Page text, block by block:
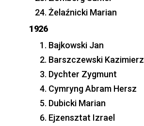
Żelaźnicki Marian
1926
Bajkowski Jan
Barszczewski Kazimierz
Dychter Zygmunt
Cymryng Abram Hersz
Dubicki Marian
Ejzensztat Izrael